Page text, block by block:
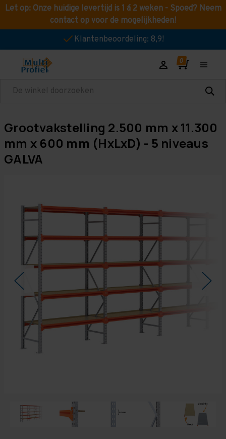
Let op: Onze huidige levertijd is 1 á 2 weken - Spoed? Neem
contact op voor de mogelijkheden!
Klantenbeoordeling: 8,9!
Zoeken
Grootvakstelling 2.500 mm x 11.300
mm x 600 mm (HxLxD) - 5 niveaus
GALVA